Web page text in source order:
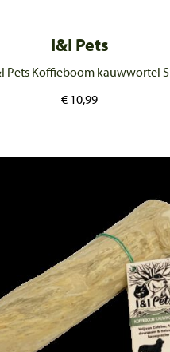
I&I Pets
Pets Koffieboom kauwwortel S
€ 10,99